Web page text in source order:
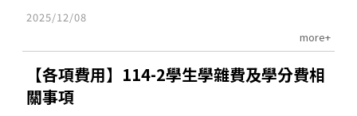
2025/12/08
more+
【各項費用】114-2學生學雜費及學分費相
關事項